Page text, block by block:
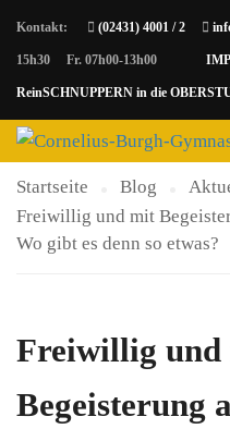
Kontakt: (02431) 4001 / 2
15h30 Fr. 07h00-13h00
ReinSCHNUPPERN in die
Startseite Blog
Freiwillig und mit
Wo gibt es denn so etwas?
Freiwillig
Begeisterung